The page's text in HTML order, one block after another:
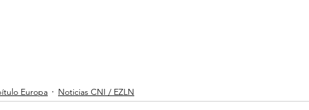
Europa Noticias CNI / EZLN